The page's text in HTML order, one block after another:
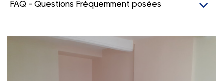
FAQ - Questions Fréquemment posées